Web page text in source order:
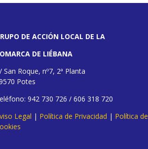
DE ACCIÓN LOCAL DE LA
DE LIÉBANA
San Roque, nº7, 2ª Planta
Potes
942 730 726 / 606 318 720
Legal | Política de Privacidad | Política de